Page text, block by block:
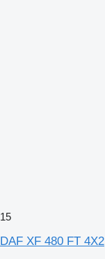
15
DAF XF 480 FT 4X2